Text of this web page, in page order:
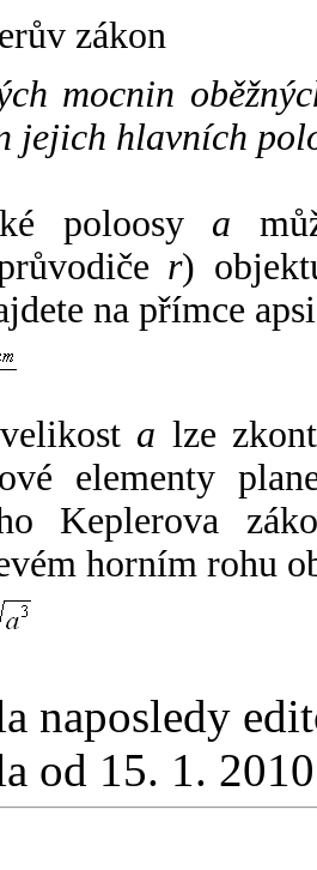
zákon
mocnin
jejich hlavních
poloosy a
r)
na přímce
a lze
elementy
Keplerova
horním rohu
naposledy
od 15. 1.